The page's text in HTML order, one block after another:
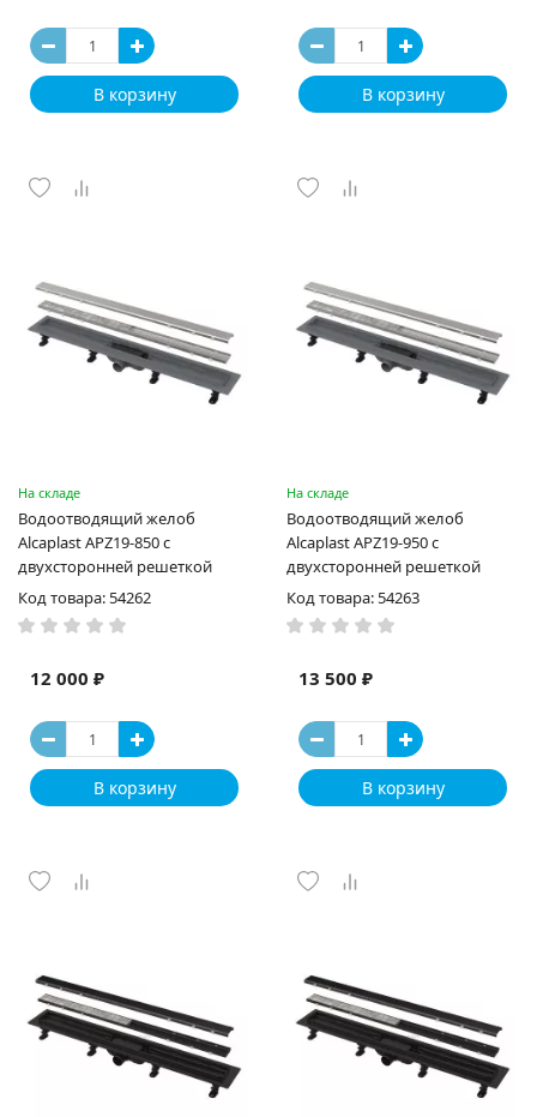
В корзину В корзину
На складе
Водоотводящий желоб
Alcaplast APZ19-850 с
двухсторонней решеткой
Код товара: 54262
12 000 ₽
В корзину
На складе
Водоотводящий желоб
Alcaplast APZ19-950 с
двухсторонней решеткой
Код товара: 54263
13 500 ₽
В корзину